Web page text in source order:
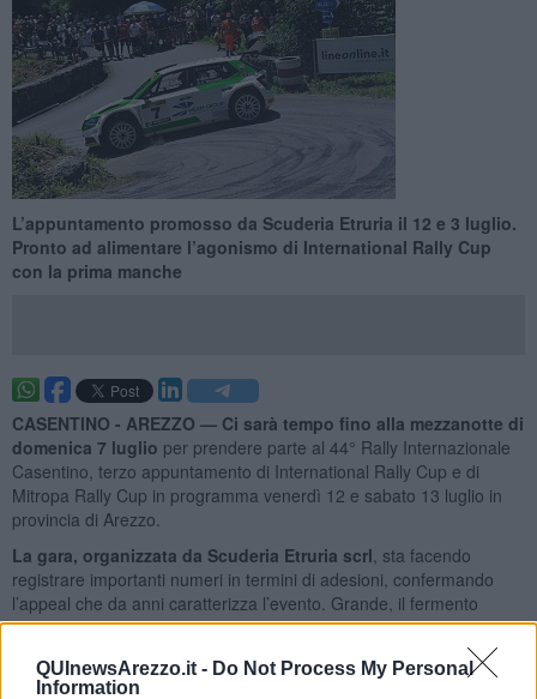
QUInewsArezzo.it - Do Not Process My Personal
Information
L’appuntamento promosso da Scuderia Etruria il 12 e 3 luglio.
Pronto ad alimentare l’agonismo di International Rally Cup
con la prima manche
CASENTINO - AREZZO — Ci sarà tempo fino alla mezzanotte di
domenica 7 luglio per prendere parte al 44° Rally Internazionale
Casentino, terzo appuntamento di International Rally Cup e di
Mitropa Rally Cup in programma venerdì 12 e sabato 13 luglio in
provincia di Arezzo.
La gara, organizzata da Scuderia Etruria scrl , sta facendo
registrare importanti numeri in termini di adesioni, confermando
l’appeal che da anni caratterizza l’evento. Grande, il fermento
riscontrato dagli organizzatori a poco più di una settimana dalla
manifestazione, con le adesioni che hanno superato le “tre cifre”.